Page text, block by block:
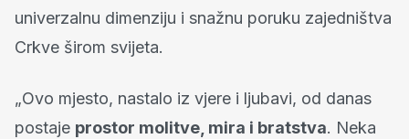
univerzalnu dimenziju i snažnu poruku zajedništva
Crkve širom svijeta.
„Ovo mjesto, nastalo iz vjere i ljubavi, od danas
postaje prostor molitve, mira i bratstva. Neka